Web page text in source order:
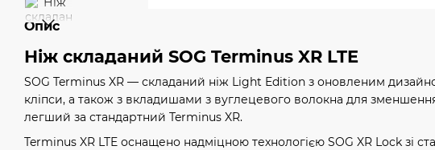
Опис
Ніж складаний SOG Terminus XR LTE
SOG Terminus XR — складаний ніж Light Edition з оновленим
кліпси, а також з вкладишами з вуглецевого волокна для
легший за стандартний Terminus XR.
Terminus XR LTE оснащено надміцною технологією SOG XR Lock зі